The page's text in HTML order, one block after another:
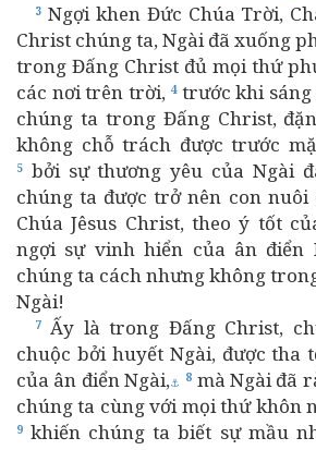
3 Ngợi khen Đức Chúa Trời,
Christ chúng ta, Ngài đã xuống
trong Đấng Christ đủ mọi thứ
các nơi trên trời, 4trước khi sáng
chúng ta trong Đấng Christ,
không chỗ trách được trước
5 bởi sự thương yêu của Ngài
chúng ta được trở nên con nuôi
Chúa Jêsus Christ, theo ý tốt
ngợi sự vinh hiển của ân điển
chúng ta cách nhưng không
Ngài!
7 Ấy là trong Đấng Christ,
chuộc bởi huyết Ngài, được tha
của ân điển Ngài,⚓ 8 mà Ngài đã
chúng ta cùng với mọi thứ khôn
9 khiến chúng ta biết sự mầu